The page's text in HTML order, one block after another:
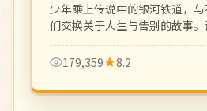
少年乘上传说中的银河铁道，
们交换关于人生与告别的故事
演绎。
179,359
8.2
高分